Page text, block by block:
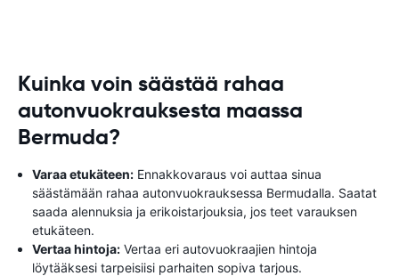
Kuinka voin säästää rahaa
autonvuokrauksesta maassa
Bermuda?
Varaa etukäteen: Ennakkovaraus voi auttaa sinua
säästämään rahaa autonvuokrauksessa Bermudalla. Saatat
saada alennuksia ja erikoistarjouksia, jos teet varauksen
etukäteen.
Vertaa hintoja: Vertaa eri autovuokraajien hintoja
löytääksesi tarpeisiisi parhaiten sopiva tarjous.